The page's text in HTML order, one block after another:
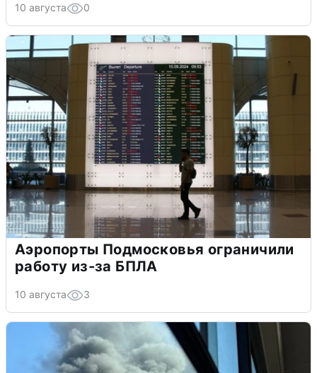
10 августа 0
Аэропорты Подмосковья ограничили
работу из-за БПЛА
10 августа 3